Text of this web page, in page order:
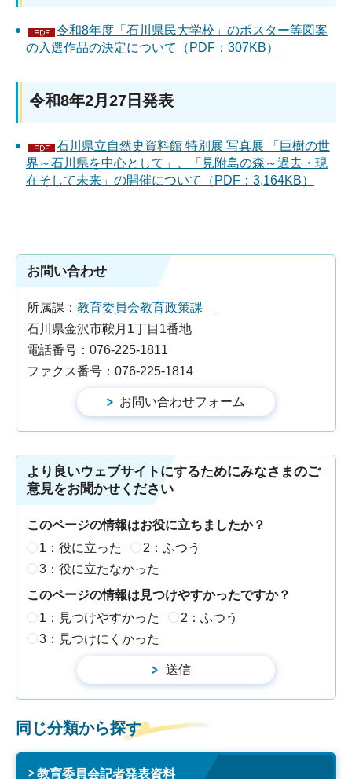
令和8年度「石川県民大学校」のポスター等図案
の入選作品の決定について（PDF：307KB）
令和8年2月27日発表
石川県立自然史資料館 特別展 写真展 「巨樹の世
界～石川県を中心として」、「見附島の森～過去・現
在そして未来」の開催について（PDF：3,164KB）
お問い合わせ
所属課： 教育委員会教育政策課
石川県金沢市鞍月1丁目1番地
電話番号：076-225-1811
ファクス番号：076-225-1814
より良いウェブサイトにするためにみなさまのご
意見をお聞かせください
このページの情報はお役に立ちましたか？
1：役に立った
2：ふつう
3：役に立たなかった
このページの情報は見つけやすかったですか？
1：見つけやすかった
2：ふつう
3：見つけにくかった
同じ分類から探す
教育委員会記者発表資料